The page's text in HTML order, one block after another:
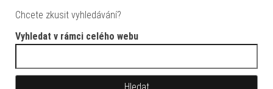
Chcete zkusit vyhledávání?
Vyhledat v rámci celého webu